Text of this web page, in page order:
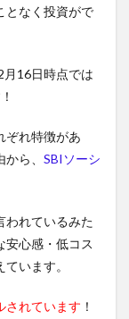
となく投資がで
月16日時点では
ぞれ特徴があ
ら、 SBIソーシ
われているみた
安心感・低コス
います。
されています ！